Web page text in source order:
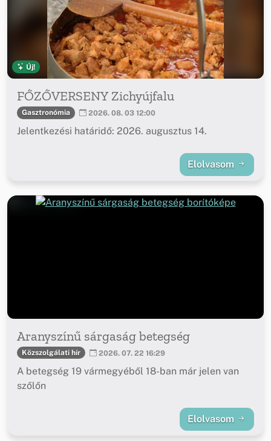
Új!
FŐZŐVERSENY Zichyújfalu
Gasztronómia 2026. 08. 03 12:00
Jelentkezési határidő: 2026. augusztus 14.
Elolvasom
Aranyszínű sárgaság betegség
Közszolgálati hír 2026. 07. 22 16:29
A betegség 19 vármegyéből 18-ban már jelen van
szőlőn
Elolvasom